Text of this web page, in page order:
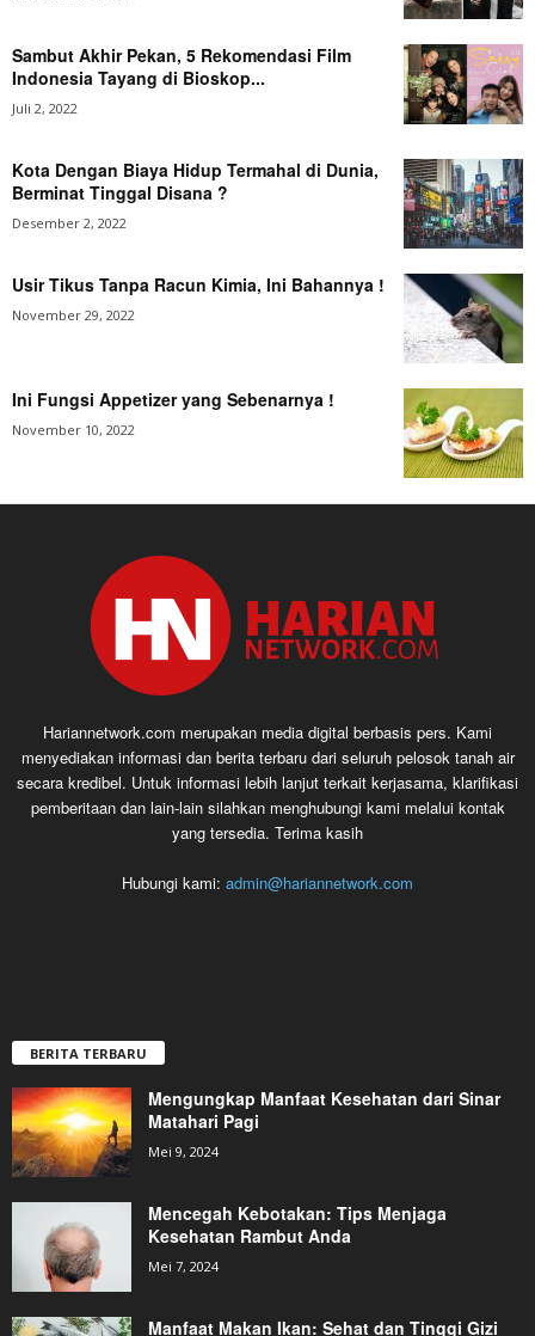
Sambut Akhir Pekan, 5 Rekomendasi Film
Indonesia Tayang di Bioskop...
Juli 2, 2022
Kota Dengan Biaya Hidup Termahal di Dunia,
Berminat Tinggal Disana ?
Desember 2, 2022
Usir Tikus Tanpa Racun Kimia, Ini Bahannya !
November 29, 2022
Ini Fungsi Appetizer yang Sebenarnya !
November 10, 2022
Hariannetwork.com merupakan media digital berbasis pers. Kami
menyediakan informasi dan berita terbaru dari seluruh pelosok tanah air
secara kredibel. Untuk informasi lebih lanjut terkait kerjasama, klarifikasi
pemberitaan dan lain-lain silahkan menghubungi kami melalui kontak
yang tersedia. Terima kasih
Hubungi kami: admin@hariannetwork.com
BERITA TERBARU
Mengungkap Manfaat Kesehatan dari Sinar
Matahari Pagi
Mei 9, 2024
Mencegah Kebotakan: Tips Menjaga
Kesehatan Rambut Anda
Mei 7, 2024
Manfaat Makan Ikan: Sehat dan Tinggi Gizi